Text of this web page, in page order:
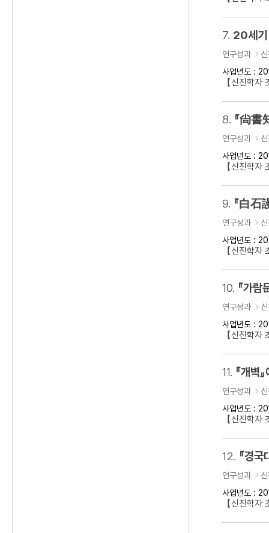
7. 20세기
연구성과
사업년도 :
【신진학
8. 『尙書
연구성과
사업년도 :
【신진학
9. 『白石
연구성과
사업년도 :
【신진학
10. 『가
연구성과
사업년도 :
【신진학
11. 『개벽
연구성과
사업년도 :
【신진학
12. 『경국
연구성과
사업년도 :
【신진학